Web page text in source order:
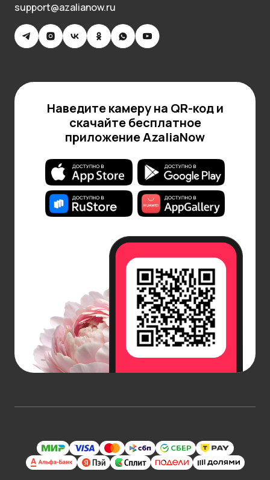
support@azalianow.ru
Наведите камеру на QR-код и
скачайте бесплатное
приложение AzaliaNow